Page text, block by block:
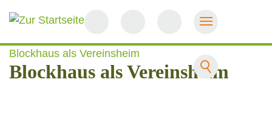
Blockhaus als Vereinsheim
Blockhaus als Vereinsheim